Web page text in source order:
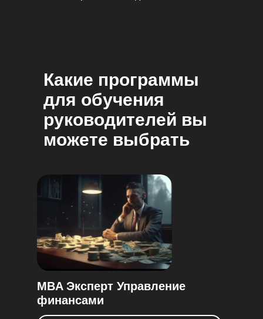
Какие программы
для обучения
руководителей вы
можете выбрать
MBA Эксперт Управление
финансами